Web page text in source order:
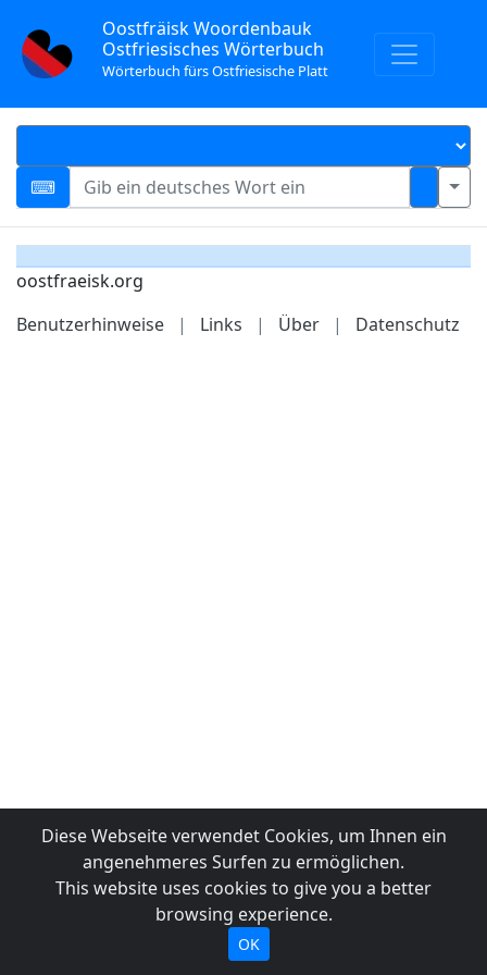
Oostfräisk Woordenbauk
Ostfriesisches Wörterbuch
Wörterbuch fürs Ostfriesische Platt
oostfraeisk.org
Benutzerhinweise
| Links | Über | Datenschutz
Diese Webseite verwendet Cookies, um Ihnen ein
angenehmeres Surfen zu ermöglichen.
This website uses cookies to give you a better
browsing experience.
OK